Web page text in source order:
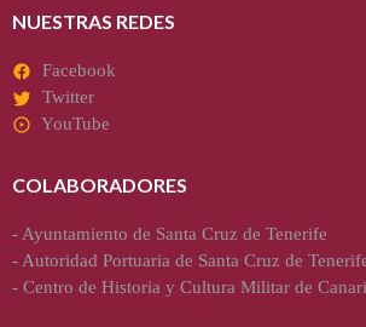
NUESTRAS REDES
Facebook
Twitter
YouTube
COLABORADORES
- Ayuntamiento de Santa Cruz de Tenerife
- Autoridad Portuaria de Santa Cruz de
- Centro de Historia y Cultura Militar de